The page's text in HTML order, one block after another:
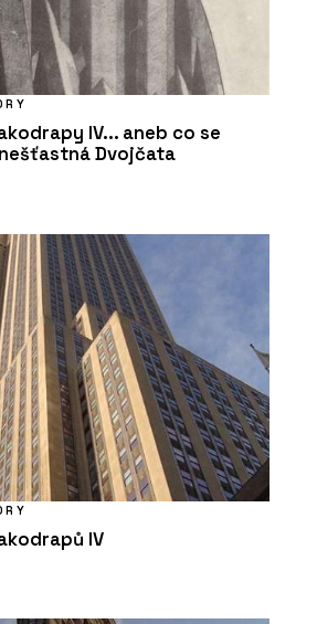
IV... aneb co se
Dvojčata
IV